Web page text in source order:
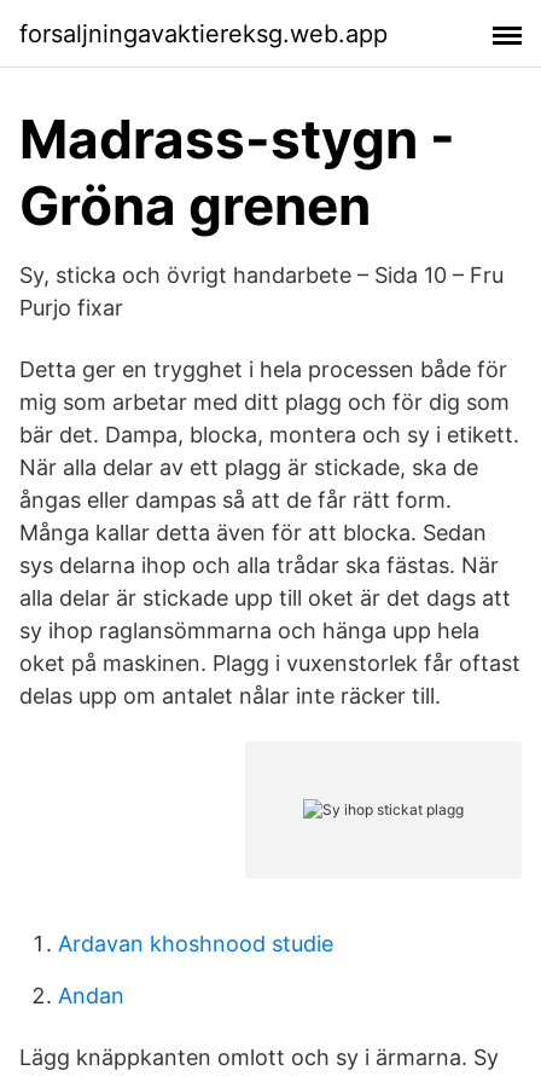
forsaljningavaktiereksg.web.app
Madrass-stygn -
Gröna grenen
Sy, sticka och övrigt handarbete – Sida 10 – Fru
Purjo fixar
Detta ger en trygghet i hela processen både för
mig som arbetar med ditt plagg och för dig som
bär det. Dampa, blocka, montera och sy i etikett.
När alla delar av ett plagg är stickade, ska de
ångas eller dampas så att de får rätt form.
Många kallar detta även för att blocka. Sedan
sys delarna ihop och alla trådar ska fästas. När
alla delar är stickade upp till oket är det dags att
sy ihop raglansömmarna och hänga upp hela
oket på maskinen. Plagg i vuxenstorlek får oftast
delas upp om antalet nålar inte räcker till.
Ardavan khoshnood studie
Andan
Lägg knäppkanten omlott och sy i ärmarna. Sy